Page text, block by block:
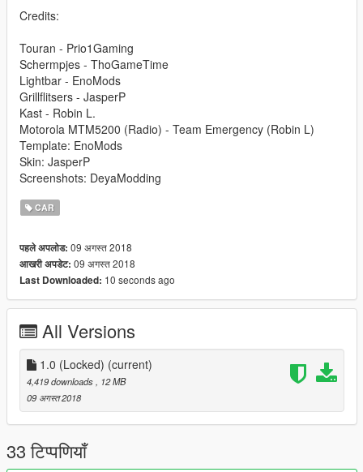
Credits:
Touran - Prio1Gaming
Schermpjes - ThoGameTime
Lightbar - EnoMods
Grillflitsers - JasperP
Kast - Robin L.
Motorola MTM5200 (Radio) - Team Emergency (Robin L)
Template: EnoMods
Skin: JasperP
Screenshots: DeyaModding
CAR
पहले अपलोड: 09 अगस्त 2018
आखरी अपडेट: 09 अगस्त 2018
Last Downloaded: 10 seconds ago
All Versions
1.0 (Locked) (current)
4,419 downloads
, 12 MB
09 अगस्त 2018
33 टिप्पणियाँ